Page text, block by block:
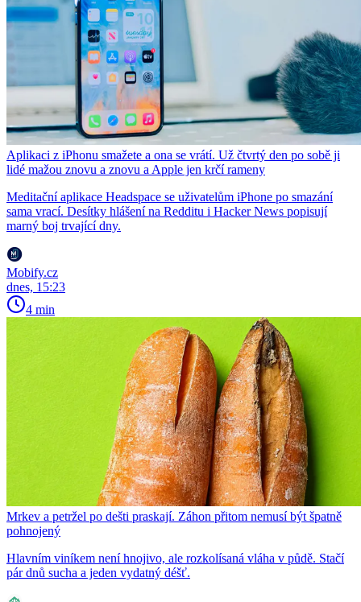
Aplikaci z iPhonu smažete a ona se vrátí. Už čtvrtý den po sobě ji
lidé mažou znovu a znovu a Apple jen krčí rameny
Meditační aplikace Headspace se uživatelům iPhone po smazání
sama vrací. Desítky hlášení na Redditu i Hacker News popisují
marný boj trvající dny.
Mobify.cz
dnes, 15:23
4 min
Mrkev a petržel po dešti praskají. Záhon přitom nemusí být špatně
pohnojený
Hlavním viníkem není hnojivo, ale rozkolísaná vláha v půdě. Stačí
pár dnů sucha a jeden vydatný déšť.